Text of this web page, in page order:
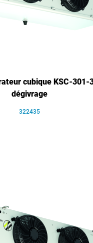
cubique KSC-301-
dégivrage
322435